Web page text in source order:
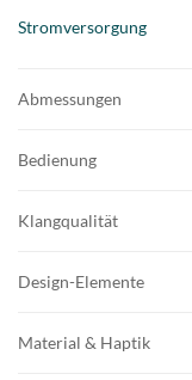
Stromversorgung
Abmessungen
Bedienung
Klangqualität
Design-Elemente
Material & Haptik